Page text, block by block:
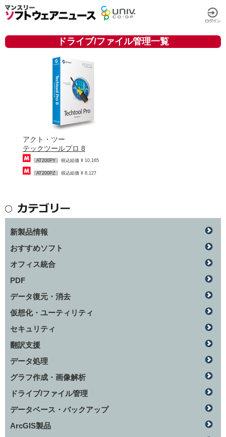
ドライブ/ファイル管理一覧
アクト・ツー
テックツールプロ 8
AT200PY 税込組価 ¥ 10,165
AT200PZ 税込組価 ¥ 8,127
新製品情報
おすすめソフト
オフィス統合
PDF
データ復元・消去
仮想化・ユーティリティ
セキュリティ
翻訳支援
データ処理
グラフ作成・画像解析
ドライブ/ファイル管理
データベース・バックアップ
ArcGIS製品